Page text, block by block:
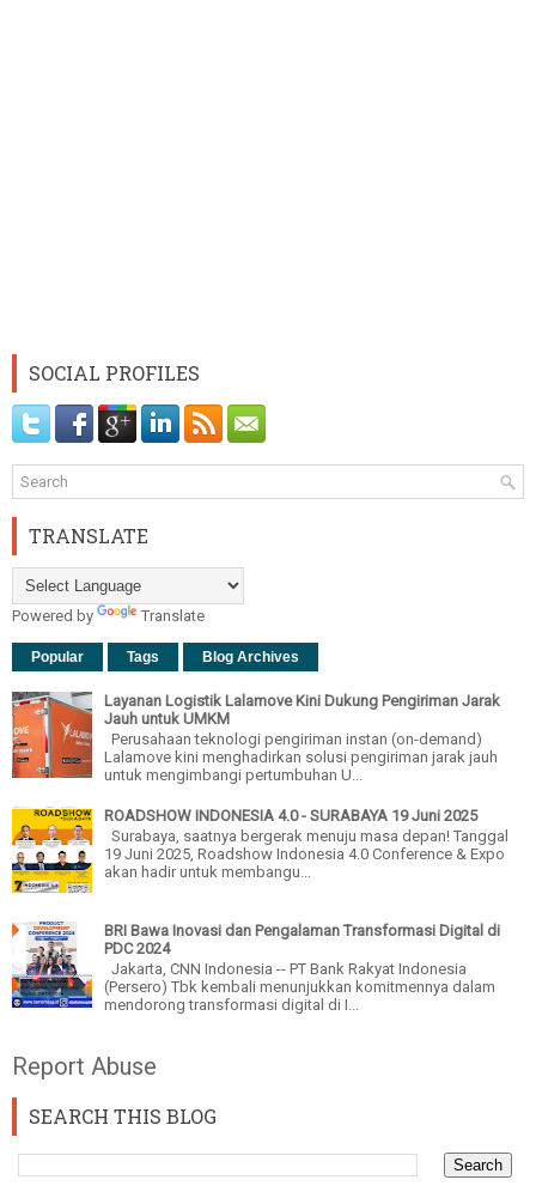
SOCIAL PROFILES
TRANSLATE
Powered by Translate
Popular Tags Blog Archives
Layanan Logistik Lalamove Kini Dukung Pengiriman Jarak
Jauh untuk UMKM
Perusahaan teknologi pengiriman instan (on-demand)
Lalamove kini menghadirkan solusi pengiriman jarak jauh
untuk mengimbangi pertumbuhan U...
ROADSHOW INDONESIA 4.0 - SURABAYA 19 Juni 2025
Surabaya, saatnya bergerak menuju masa depan! Tanggal
19 Juni 2025, Roadshow Indonesia 4.0 Conference & Expo
akan hadir untuk membangu...
BRI Bawa Inovasi dan Pengalaman Transformasi Digital di
PDC 2024
Jakarta, CNN Indonesia -- PT Bank Rakyat Indonesia
(Persero) Tbk kembali menunjukkan komitmennya dalam
mendorong transformasi digital di I...
Report Abuse
SEARCH THIS BLOG